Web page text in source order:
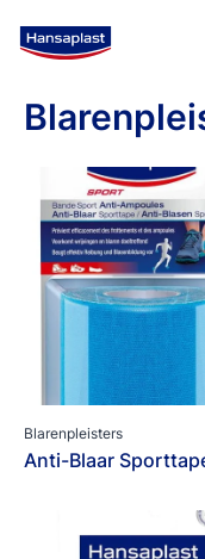
Blarenpleisters
Anti-Blaar